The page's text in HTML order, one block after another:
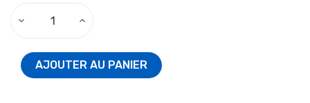
AJOUTER AU PANIER